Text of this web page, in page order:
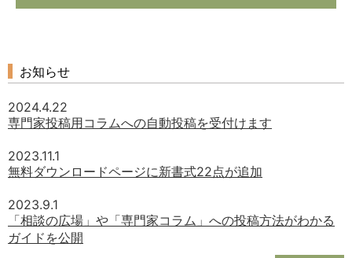
お知らせ
2024.4.22
専門家投稿用コラムへの自動投稿を受付けます
2023.11.1
無料ダウンロードページに新書式22点が追加
2023.9.1
「相談の広場」や「専門家コラム」への投稿方法がわかる
ガイドを公開